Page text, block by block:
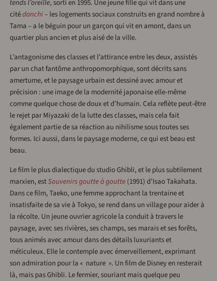
tends l’oreille, sorti en 1995. Une jeune fille qui vit dans une
citédanchi– les logements sociaux construits en grand nombre à
Tama – a le béguin pour un garçon qui vit en amont, dans un
quartier plus ancien et plus aisé de la ville.
L’antagonisme des classes et l’attirance entre les deux, assistés
par un chat fantôme anthropomorphique, sont décrits sans
amertume, et le paysage urbain est dessiné avec amour et
précision : une image de la modernité japonaise elle-même
comme quelque chose de doux et d’humain. Cela reflète peut-être
le rejet par Miyazaki de la lutte des classes, mais cela fait
également partie de sa réaction au nihilisme sous toutes ses
formes. Ici aussi, dans le paysage moderne, ce qui est beau est
beau.
Le film le plus dialectique du studio Ghibli, et le plus subtilement
marxien, estSouvenirs goutte à goutte(1991) d’Isao Takahata.
Dans ce film, Taeko, une femme approchant la trentaine et
insatisfaite de sa vie à Tokyo, se rend dans un village pour aider à
la récolte. Un jeune ouvrier agricole la conduit à travers le
paysage, avec ses rivières, ses champs, ses marais et ses forêts,
tous animés avec amour dans des détails luxuriants et
méticuleux. Elle le contemple avec émerveillement, exprimant
son admiration pour la « nature ». Un film de Disney en resterait
là, mais pas Ghibli. Le fermier, souriant mais quelque peu